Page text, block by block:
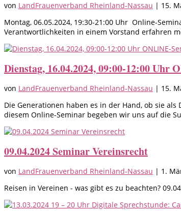
von LandFrauenverband Rheinland-Nassau | 15.
Montag, 06.05.2024, 19:30-21:00 Uhr Online-
Verantwortlichkeiten in einem Vorstand erfahren
Dienstag, 16.04.2024, 09:00-12:00
von LandFrauenverband Rheinland-Nassau | 15.
Die Generationen haben es in der Hand, ob sie
diesem Online-Seminar begeben wir uns auf die
09.04.2024 Seminar Vereinsrecht
von LandFrauenverband Rheinland-Nassau | 1.
Reisen in Vereinen - was gibt es zu beachten?